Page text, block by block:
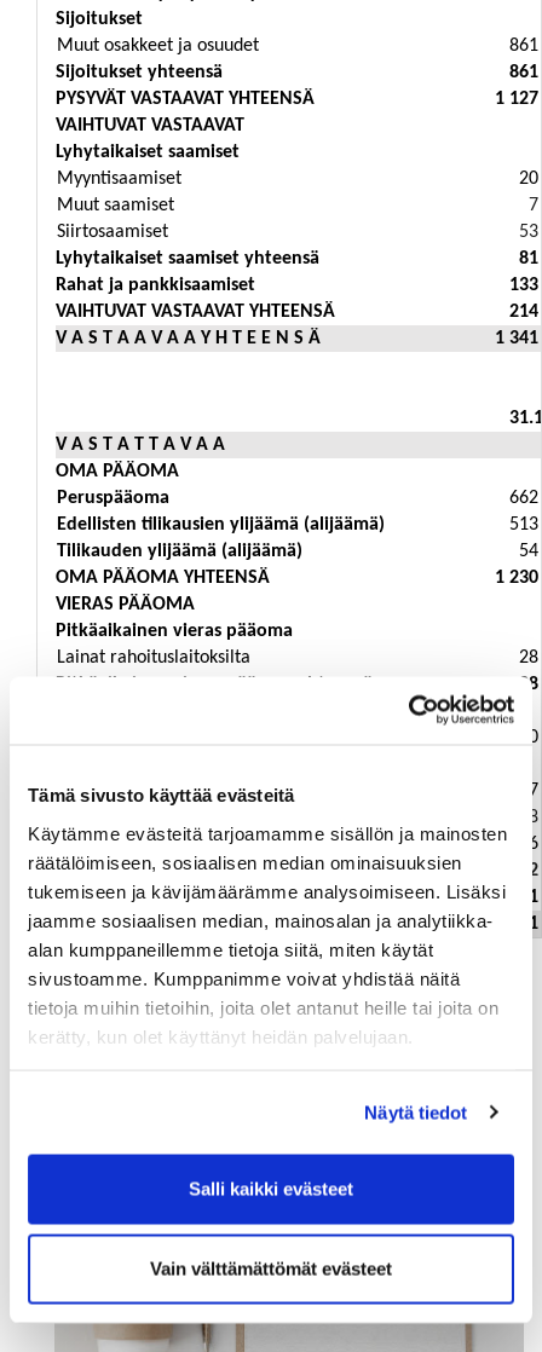
Tämä sivusto käyttää evästeitä
Käytämme evästeitä tarjoamamme sisällön ja mainosten
räätälöimiseen, sosiaalisen median ominaisuuksien
tukemiseen ja kävijämäärämme analysoimiseen. Lisäksi
jaamme sosiaalisen median, mainosalan ja analytiikka-
alan kumppaneillemme tietoja siitä, miten käytät
sivustoamme. Kumppanimme voivat yhdistää näitä
tietoja muihin tietoihin, joita olet antanut heille tai joita on
kerätty, kun olet käyttänyt heidän palvelujaan.
Näytä tiedot
Salli kaikki evästeet
Vain välttämättömät evästeet
Sijoitukset
Muut osakkeet ja osuudet
861
Sijoitukset yhteensä
861
PYSYVÄT VASTAAVAT YHTEENSÄ
1
VAIHTUVAT VASTAAVAT
Lyhytaikaiset saamiset
Myyntisaamiset
20
Muut saamiset
Siirtosaamiset
Lyhytaikaiset saamiset yhteensä
81
Rahat ja pankkisaamiset
VAIHTUVAT VASTAAVAT YHTEENSÄ
214
V A S T A A V A A Y H T E E N S Ä
1
V A S T A T T A V A A
OMA PÄÄOMA
Peruspääoma
662
Edellisten tilikausien ylijäämä (alijäämä)
Tilikauden ylijäämä (alijäämä)
OMA PÄÄOMA YHTEENSÄ
1
VIERAS PÄÄOMA
Pitkäaikainen vieras pääoma
Lainat rahoituslaitoksilta
28
Ostovelat
Siirtovelat
Lyhytaikainen vieras pääoma yhteensä
VIERAS PÄÄOMA YHTEENSÄ
V A S T A T T A V A A Y H T E E N S Ä
1